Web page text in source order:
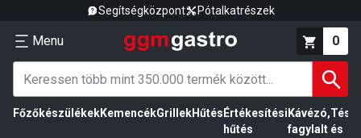
Segítségközpont Pótalkatrészek
Menu 0
FőzőkészülékekKemencékGrillekHűtés Értékesítési
hűtés
Kávézó,
fagylalt és